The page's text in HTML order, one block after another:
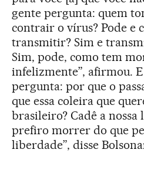
gente pergunta: quem
contrair o vírus? Pode e
transmitir? Sim e
Sim, pode, como tem
infelizmente”, afirmou.
pergunta: por que o
que essa coleira que
brasileiro? Cadê a nossa
prefiro morrer do que
liberdade”, disse